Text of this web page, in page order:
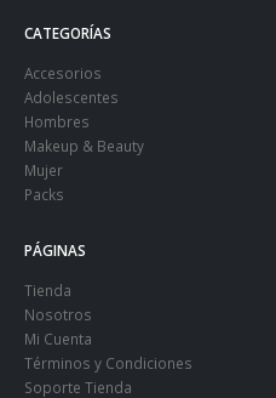
CATEGORÍAS
Accesorios
Adolescentes
Hombres
Makeup & Beauty
Mujer
Packs
PÁGINAS
Tienda
Nosotros
Mi Cuenta
Términos y Condiciones
Soporte Tienda